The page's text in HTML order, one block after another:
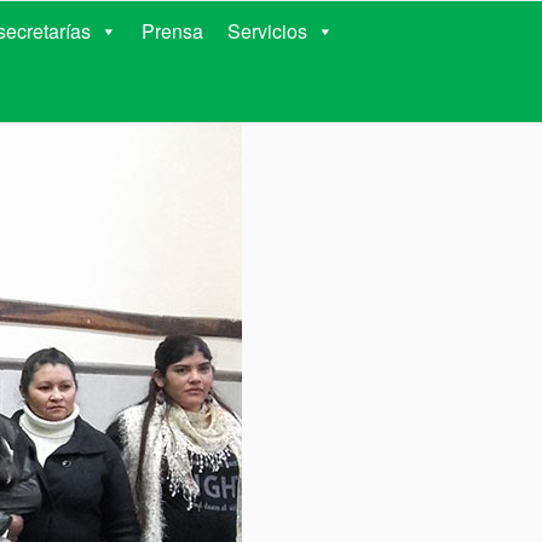
Prensa Servicios